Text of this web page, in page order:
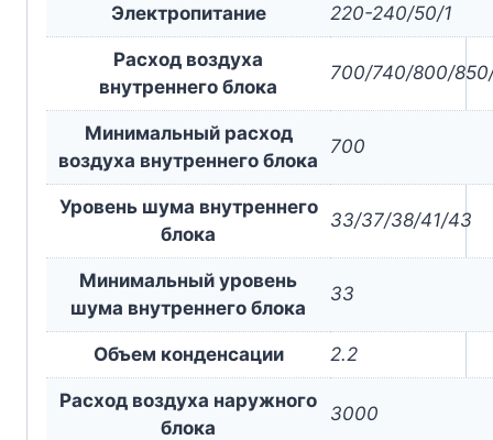
Электропитание 220-240/50/1
Расход воздуха
внутреннего блока
700/740/800/
Минимальный расход
воздуха внутреннего блока
700
Уровень шума внутреннего
блока
33/37/38/41/43
Минимальный уровень
шума внутреннего блока
33
Объем конденсации 2.2
Расход воздуха наружного
блока
3000